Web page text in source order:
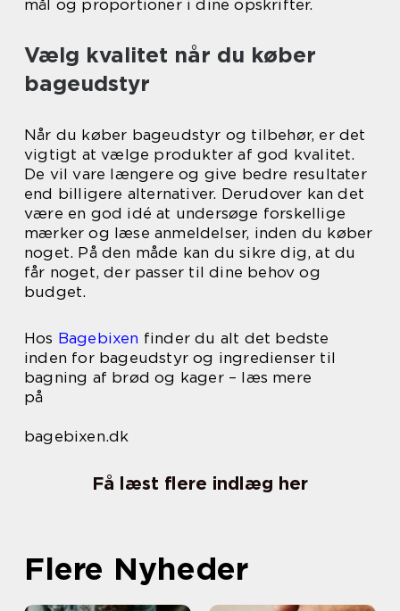
mål og proportioner i dine opskrifter.
Vælg kvalitet når du køber
bageudstyr
Når du køber bageudstyr og tilbehør, er det
vigtigt at vælge produkter af god kvalitet.
De vil vare længere og give bedre resultater
end billigere alternativer. Derudover kan det
være en god idé at undersøge forskellige
mærker og læse anmeldelser, inden du køber
noget. På den måde kan du sikre dig, at du
får noget, der passer til dine behov og
budget.
Hos Bagebixen finder du alt det bedste
inden for bageudstyr og ingredienser til
bagning af brød og kager – læs mere
på
bagebixen.dk
Få læst flere indlæg her
Flere Nyheder